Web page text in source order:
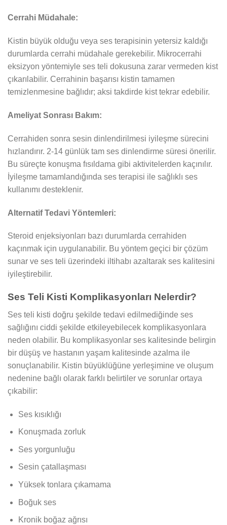
Cerrahi Müdahale:
Kistin büyük olduğu veya ses terapisinin yetersiz kaldığı
durumlarda cerrahi müdahale gerekebilir. Mikrocerrahi
eksizyon yöntemiyle ses teli dokusuna zarar vermeden kist
çıkarılabilir. Cerrahinin başarısı kistin tamamen
temizlenmesine bağlıdır; aksi takdirde kist tekrar edebilir.
Ameliyat Sonrası Bakım:
Cerrahiden sonra sesin dinlendirilmesi iyileşme sürecini
hızlandırır. 2-14 günlük tam ses dinlendirme süresi önerilir.
Bu süreçte konuşma fısıldama gibi aktivitelerden kaçınılır.
İyileşme tamamlandığında ses terapisi ile sağlıklı ses
kullanımı desteklenir.
Alternatif Tedavi Yöntemleri:
Steroid enjeksiyonları bazı durumlarda cerrahiden
kaçınmak için uygulanabilir. Bu yöntem geçici bir çözüm
sunar ve ses teli üzerindeki iltihabı azaltarak ses kalitesini
iyileştirebilir.
Ses Teli Kisti Komplikasyonları Nelerdir?
Ses teli kisti doğru şekilde tedavi edilmediğinde ses
sağlığını ciddi şekilde etkileyebilecek komplikasyonlara
neden olabilir. Bu komplikasyonlar ses kalitesinde belirgin
bir düşüş ve hastanın yaşam kalitesinde azalma ile
sonuçlanabilir. Kistin büyüklüğüne yerleşimine ve oluşum
nedenine bağlı olarak farklı belirtiler ve sorunlar ortaya
çıkabilir:
Ses kısıklığı
Konuşmada zorluk
Ses yorgunluğu
Sesin çatallaşması
Yüksek tonlara çıkamama
Boğuk ses
Kronik boğaz ağrısı